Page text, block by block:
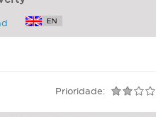
Prioridade: